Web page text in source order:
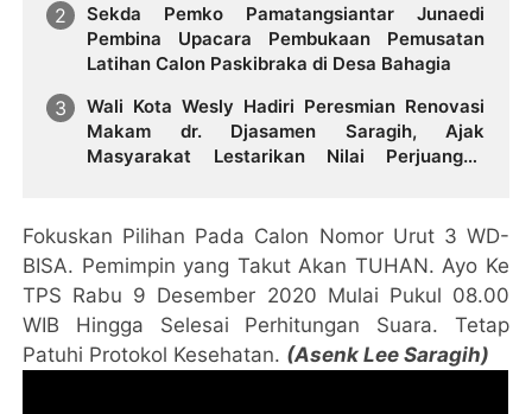
Sekda Pemko Pamatangsiantar Junaedi
Pembina Upacara Pembukaan Pemusatan
Latihan Calon Paskibraka di Desa Bahagia
Wali Kota Wesly Hadiri Peresmian Renovasi
Makam dr. Djasamen Saragih, Ajak
Masyarakat Lestarikan Nilai Perjuangan
Fokuskan Pilihan Pada Calon Nomor Urut 3 WD-
BISA. Pemimpin yang Takut Akan TUHAN. Ayo Ke
TPS Rabu 9 Desember 2020 Mulai Pukul 08.00
WIB Hingga Selesai Perhitungan Suara. Tetap
Patuhi Protokol Kesehatan. (Asenk Lee Saragih)